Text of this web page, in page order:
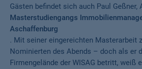
Gästen befindet sich auch Paul Geßner,
Masterstudiengangs
Aschaffenburg
. Mit seiner eingereichten Masterarbeit
Nominierten des Abends – doch als er
Firmengelände der WISAG betritt, weiß